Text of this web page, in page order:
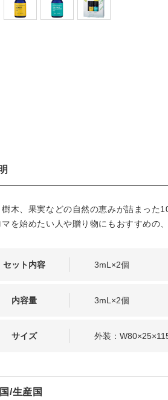
木、果実などの自然の恵みが詰まった
マを始めたい人や贈り物にもおすすめの
セット内容 3mL×2個
内容量 3mL×2個
サイズ 外装：
/生産国